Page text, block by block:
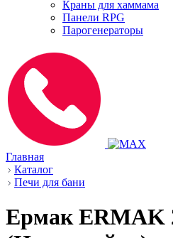
Краны для хаммама
Панели RPG
Парогенераторы
Главная
Каталог
Печи для бани
Ермак ERMAK